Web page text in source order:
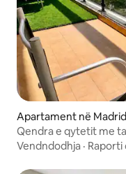
Apartament në Madrid
Qendra e qytetit me
Vendndodhja · Raporti